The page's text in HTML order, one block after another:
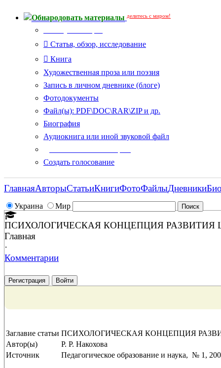
Обнародовать материалы делитесь с миром!
Статья, обзор, исследование
Книга
Художественная проза или поэзия
Запись в личном дневнике (блоге)
Фотодокументы
Файл(ы): PDF\DOC\RAR\ZIP и др.
Биография
Аудиокнига или иной звуковой файл
Создать голосование
Украина Мир
ГлавнаяАвторыСтатьиКнигиФотоФайлыДневники
ПСИХОЛОГИЧЕСКАЯ КОНЦЕПЦИЯ
Главная
·
Комментарии
Регистрация Войти
Заглавие статьи ПСИХОЛОГИЧЕСКАЯ КОНЦЕПЦИЯ
Автор(ы)
Р. Р. Накохова
Источник
Педагогическое образование и наука, № 1,